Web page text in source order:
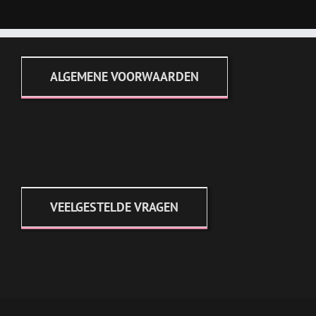
ALGEMENE VOORWAARDEN
VEELGESTELDE VRAGEN